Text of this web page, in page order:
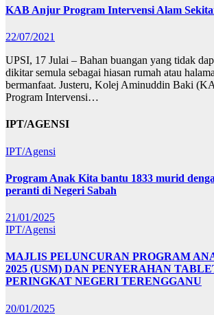
KAB Anjur Program Intervensi Alam
22/07/2021
UPSI, 17 Julai – Bahan buangan yang tidak
dikitar semula sebagai hiasan rumah atau
bermanfaat. Justeru, Kolej Aminuddin Baki
Program Intervensi…
IPT/AGENSI
IPT/Agensi
Program Anak Kita bantu 1833 murid
peranti di Negeri Sabah
21/01/2025
IPT/Agensi
MAJLIS PELUNCURAN PROGRAM
2025 (USM) DAN PENYERAHAN
PERINGKAT NEGERI TERENGGANU
20/01/2025